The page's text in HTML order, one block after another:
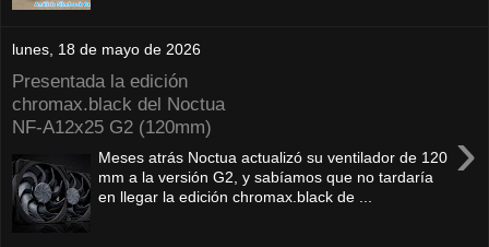
lunes, 18 de mayo de 2026
Presentada la edición
chromax.black del Noctua
NF‑A12x25 G2 (120mm)
›
Meses atrás Noctua actualizó su ventilador de 120
mm a la versión G2, y sabíamos que no tardaría
en llegar la edición chromax.black de ...